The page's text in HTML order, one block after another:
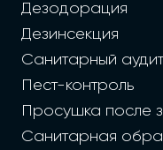
Дезодорация
Дезинсекция
Санитарный аудит
Пест-контроль
Просушка после
Санитарная